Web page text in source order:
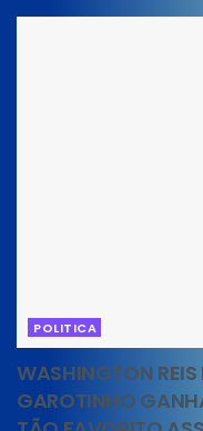
POLITICA
WASHINGTON
GAROTINHO